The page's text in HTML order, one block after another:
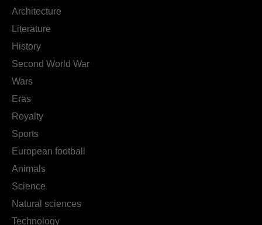
Architecture
Literature
History
Second World War
Wars
Eras
Royalty
Sports
European football
Animals
Science
Natural sciences
Technology